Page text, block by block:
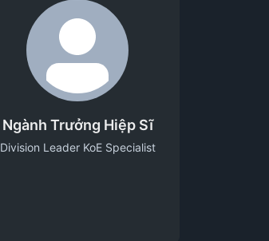
Ngành Trưởng Hiệp Sĩ
Division Leader KoE Specialist